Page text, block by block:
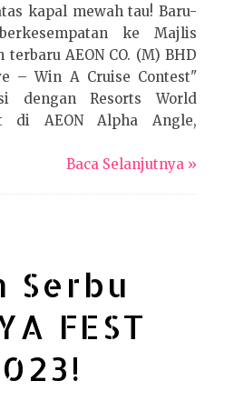
kapal mewah tau! Baru-
ke Majlis
AEON CO. (M) BHD
– Win A Cruise Contest"
dengan Resorts World
di AEON Alpha Angle,
Baca Selanjutnya »
Serbu
FEST